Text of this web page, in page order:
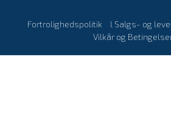
Fortrolighedspolitik l Salgs- og
Vilkår og